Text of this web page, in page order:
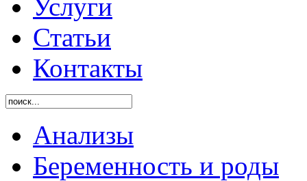
Услуги
Статьи
Контакты
Анализы
Беременность и роды